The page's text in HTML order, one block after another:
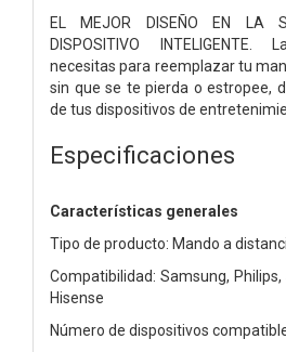
EL MEJOR DISEÑO EN LA
DISPOSITIVO
necesitas para reemplazar tu
sin que se te pierda o estropee,
de tus dispositivos de
Especificaciones
Características generales
Tipo de producto: Mando a
Compatibilidad: Samsung, Philips,
Hisense
Número de dispositivos